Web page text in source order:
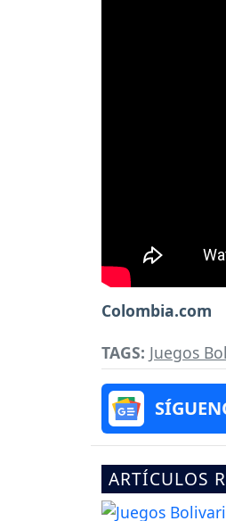
Colombia.com
TAGS: Juegos
ARTÍCULOS